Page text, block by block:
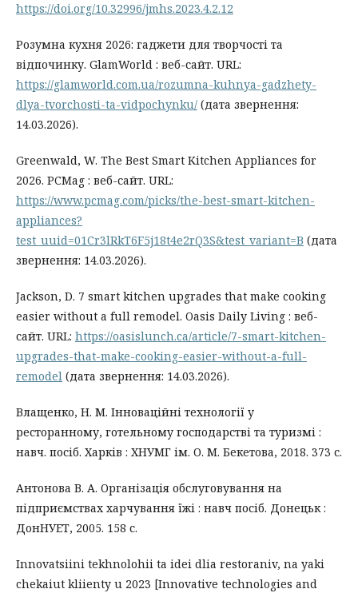
https://doi.org/10.32996/jmhs.2023.4.2.12
Розумна кухня 2026: гаджети для творчості та
відпочинку. GlamWorld : веб-сайт. URL:
https://glamworld.com.ua/rozumna-kuhnya-gadzhety-
dlya-tvorchosti-ta-vidpochynku/ (дата звернення:
14.03.2026).
Greenwald, W. The Best Smart Kitchen Appliances for
2026. PCMag : веб-сайт. URL:
https://www.pcmag.com/picks/the-best-smart-kitchen-
appliances?
test_uuid=01Cr3lRkT6F5j18t4e2rQ3S&test_variant=B (дата
звернення: 14.03.2026).
Jackson, D. 7 smart kitchen upgrades that make cooking
easier without a full remodel. Oasis Daily Living : веб-
сайт. URL: https://oasislunch.ca/article/7-smart-kitchen-
upgrades-that-make-cooking-easier-without-a-full-
remodel (дата звернення: 14.03.2026).
Влащенко, Н. М. Інноваційні технології у
ресторанному, готельному господарстві та туризмі :
навч. посіб. Харків : ХНУМГ ім. О. М. Бекетова, 2018. 373 с.
Антонова В. А. Організація обслуговування на
підприємствах харчування їжі : навч посіб. Донецьк :
ДонНУЕТ, 2005. 158 с.
Innovatsiini tekhnolohii ta idei dlia restoraniv, na yaki
chekaiut kliienty u 2023 [Innovative technologies and